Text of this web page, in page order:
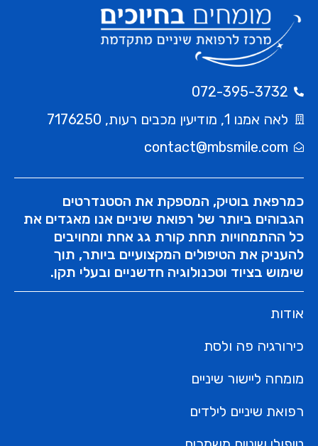
כתרים
קרא עוד »
ציפוי שיניים
קרא עוד »
072-395-3732
לאה אמנו 1, מודיעין מכבים רעות, 7176250
contact@mbsmile.com
כמרפאת בוטיק, המספקת את הסטנדרטים
הגבוהים ביותר של רפואת שיניים אנו מאגדים את
כל ההתמחויות תחת קורת גג אחת ומחויבים
להעניק את הטיפולים המקצועיים ביותר, תוך
שימוש בציוד וטכנולוגיה חדשניים ובעלי תקן.
אודות
כירורגיה פה ולסת
מומחה ליישור שיניים
רפואת שיניים לילדים